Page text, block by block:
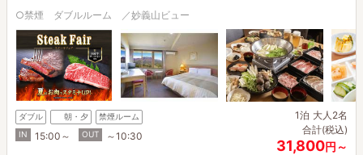
○禁煙 ダブルルーム ／妙義山ビュー
ダブル 朝・夕
禁煙ルーム
IN
15:00～ OUT ～10:30
1泊 大人2名
合計(税込)
31,800円～